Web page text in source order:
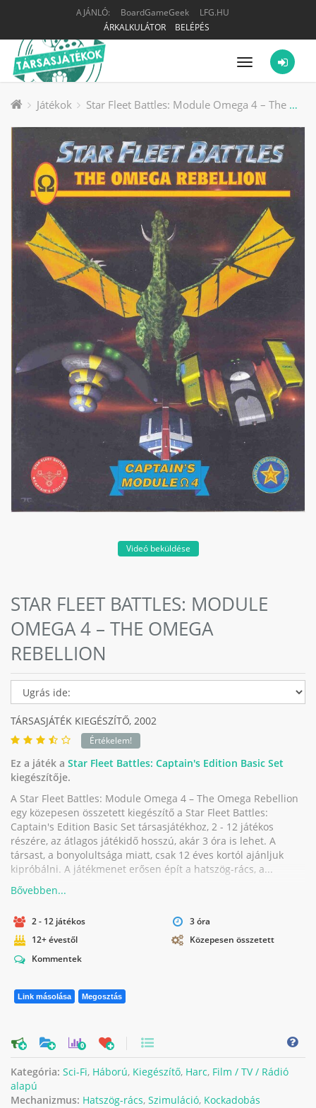
AJÁNLÓ: BoardGameGeek
LFG.HU
ÁRKALKULÁTOR
BELÉPÉS
Menü
Játékok Star Fleet Battles: Module Omega 4 – The Omega Rebellion társasjáték kiegészítő
Videó beküldése
STAR FLEET BATTLES: MODULE
OMEGA 4 – THE OMEGA
REBELLION
TÁRSASJÁTÉK KIEGÉSZÍTŐ, 2002
Értékelem!
Ez a játék a Star Fleet Battles: Captain's Edition Basic Set
kiegészítője.
A Star Fleet Battles: Module Omega 4 – The Omega Rebellion
egy közepesen összetett kiegészítő a Star Fleet Battles:
Captain's Edition Basic Set társasjátékhoz, 2 - 12 játékos
részére, az átlagos játékidő hosszú, akár 3 óra is lehet. A
társast, a bonyolultsága miatt, csak 12 éves kortól ajánljuk
kipróbálni. A játékmenet erősen épít a hatszög-rács, a...
2 - 12 játékos
3 óra
12+ évestől
Közepesen összetett
Kommentek
Link másolása Megosztás
0
Kategória: Sci-Fi, Háború, Kiegészítő, Harc, Film / TV / Rádió
alapú
Mechanizmus: Hatszög-rács, Szimuláció, Kockadobás